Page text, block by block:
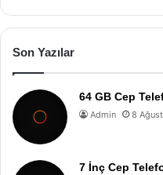
Son Yazılar
64 GB Cep
Admin 8
7 İnç Cep